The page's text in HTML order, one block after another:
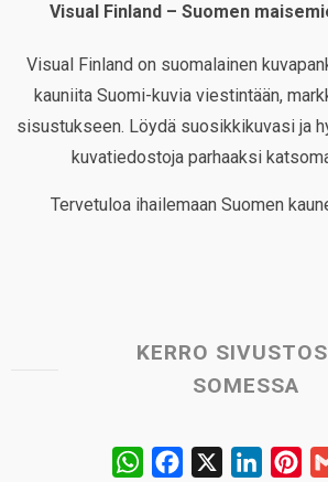
Visual Finland – Suomen
Visual Finland on suomalainen
kauniita Suomi-kuvia viestintään,
sisustukseen. Löydä suosikkikuvasi ja
kuvatiedostoja parhaaksi
Tervetuloa ihailemaan Suomen
KERRO
SOMESSA
W